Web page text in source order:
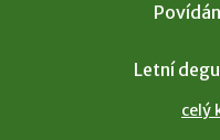
Letní
celý